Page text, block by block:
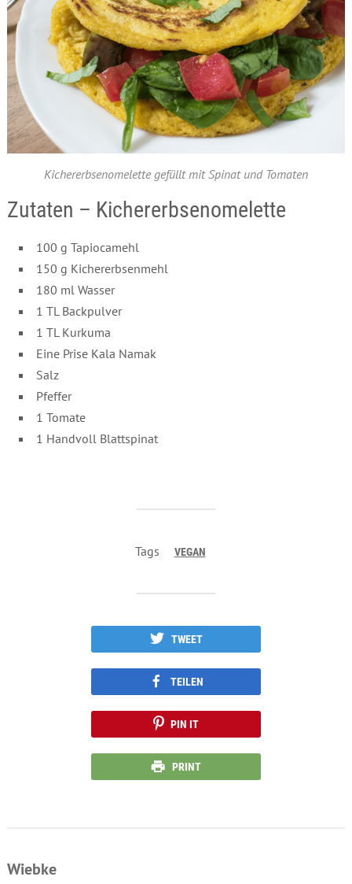
Kichererbsenomelette gefüllt mit Spinat und Tomaten
Zutaten – Kichererbsenomelette
100 g Tapiocamehl
150 g Kichererbsenmehl
180 ml Wasser
1 TL Backpulver
1 TL Kurkuma
Eine Prise Kala Namak
Salz
Pfeffer
1 Tomate
1 Handvoll Blattspinat
Tags VEGAN
TWEET
TEILEN
PIN IT
PRINT
Wiebke